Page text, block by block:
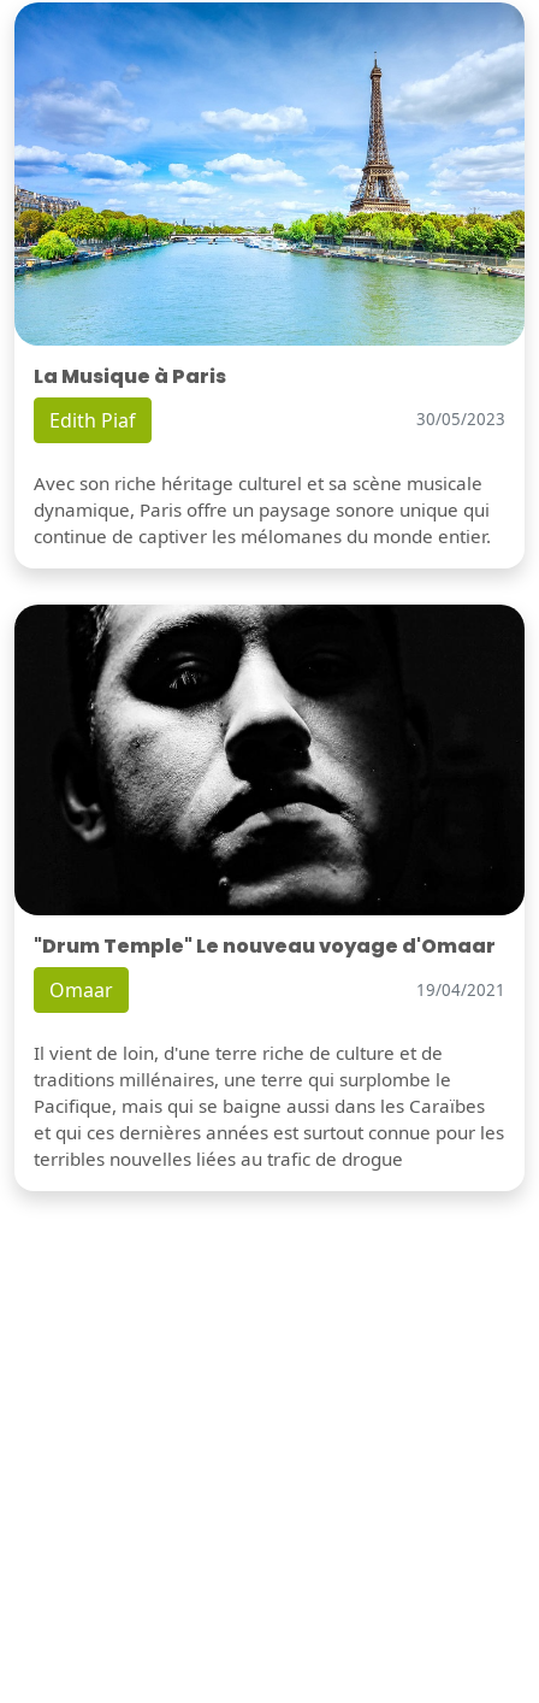
La Musique à Paris
Edith Piaf 30/05/2023
Avec son riche héritage culturel et sa scène musicale
dynamique, Paris offre un paysage sonore unique qui
continue de captiver les mélomanes du monde entier.
"Drum Temple" Le nouveau voyage d'Omaar
Omaar 19/04/2021
Il vient de loin, d'une terre riche de culture et de
traditions millénaires, une terre qui surplombe le
Pacifique, mais qui se baigne aussi dans les Caraïbes
et qui ces dernières années est surtout connue pour les
terribles nouvelles liées au trafic de drogue